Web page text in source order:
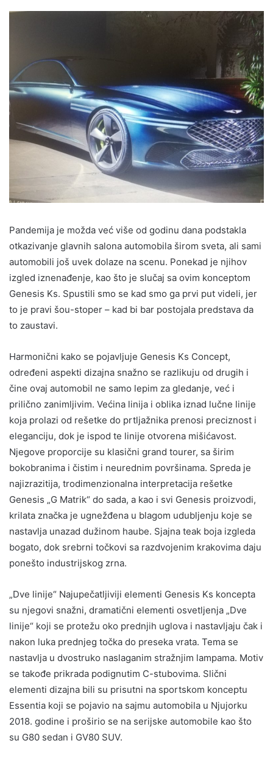
Pandemija je možda već više od godinu dana podstakla
otkazivanje glavnih salona automobila širom sveta, ali sami
automobili još uvek dolaze na scenu. Ponekad je njihov
izgled iznenađenje, kao što je slučaj sa ovim konceptom
Genesis Ks. Spustili smo se kad smo ga prvi put videli, jer
to je pravi šou-stoper – kad bi bar postojala predstava da
to zaustavi.
Harmonični kako se pojavljuje Genesis Ks Concept,
određeni aspekti dizajna snažno se razlikuju od drugih i
čine ovaj automobil ne samo lepim za gledanje, već i
prilično zanimljivim. Većina linija i oblika iznad lučne linije
koja prolazi od rešetke do prtljažnika prenosi preciznost i
eleganciju, dok je ispod te linije otvorena mišićavost.
Njegove proporcije su klasični grand tourer, sa širim
bokobranima i čistim i neurednim površinama. Spreda je
najizrazitija, trodimenzionalna interpretacija rešetke
Genesis „G Matrik“ do sada, a kao i svi Genesis proizvodi,
krilata značka je ugnežđena u blagom udubljenju koje se
nastavlja unazad dužinom haube. Sjajna teak boja izgleda
bogato, dok srebrni točkovi sa razdvojenim krakovima daju
ponešto industrijskog zrna.
„Dve linije“ Najupečatljiviji elementi Genesis Ks koncepta
su njegovi snažni, dramatični elementi osvetljenja „Dve
linije“ koji se protežu oko prednjih uglova i nastavljaju čak i
nakon luka prednjeg točka do preseka vrata. Tema se
nastavlja u dvostruko naslaganim stražnjim lampama. Motiv
se takođe prikrada podignutim C-stubovima. Slični
elementi dizajna bili su prisutni na sportskom konceptu
Essentia koji se pojavio na sajmu automobila u Njujorku
2018. godine i proširio se na serijske automobile kao što
su G80 sedan i GV80 SUV.